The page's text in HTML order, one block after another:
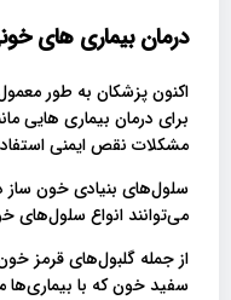
درمان بیماری های
اکنون پزشکان به طور
برای درمان بیماری هایی
مشکلات نقص ایمنی
سلول‌های بنیادی خون ساز
می‌توانند انواع سلول‌های
از جمله گلبول‌های قرمز
سفید خون که با بیماری‌ها